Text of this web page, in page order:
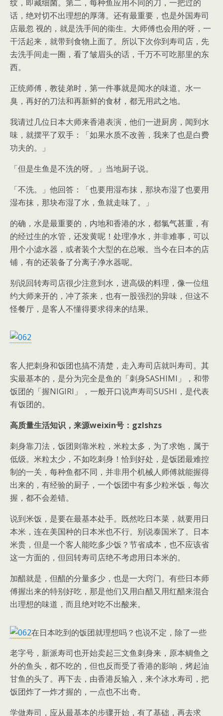
纹，即藏细菌。第二，每种鱼应用不同的刀，一把过的
话，绝对切不出理想的厚薄。还有最重要，也是外国寿司
店最忽 视的，就是洗手间的衞生。大师傅也会用的呀，一
干活起来，就带到食物上面了。所以下次你到寿司店，先
去洗手间走一圈，看了皱眉头的话，千万不可吃那里的东
西。
正统师傅，教徒弟时，第一件事就是闻水的味道。水一
臭，再好的刀法和再新鲜的食材，都无用武之地。
我请过几位日本大师来香港表演，他们一进厨房，闻到水
味，就摆平了双手：「如果水质不改善，我来了也是白费
功夫的。」
「但是生鱼是不洗的呀。」当地厨子说。
「不洗。」他回答：「也要用湿布抹，那块布湿了也要用
湿布抹，那块布湿了水，鱼就走味了。」
的确，水是最重要的，内地和香港的水，都氯气甚重，有
的经过生的水管，还发黄呢！处理净水，并非难事，可以
用个小滤水器，或者装个大型的在总喉。当今在日本的店
铺，有的还装备了分离子净水器呢。
别说回转寿司店很少注意到水，进高级的料理，像一位纽
约大师来开的，冲了茶来，也有一股强烈的异味，但这不
怪餐厅，是客人不懂得要求得来的结果。
客人把刺身和饭团也搞不清楚，走入寿司店就叫寿司。其
实最基本的，是分为完全是鱼的「刺身SASHIMI」，和带
饭团的「握NIGIRI」，一般开口说声寿司SUSHI，是代表
有饭团的。
高质量生活知识，来源weixin号：gzlshzs
刺身靠刀法，饭团则靠米粒，米粒太多，为了求饱，属于
低级。米粒太少，不如吃刺身！恰到好处，是饭团最难控
制的一关，每种鱼都不同，并非用个机械人师傅就能握得
出来的，有经验的厨子，一个饭团中有多少粒米饭，每次
握，都不会差错。
说到米饭，是要在最基本处手。既然吃日本菜，就要用日
本米，连在美国种的日本米也不行。别说泰国米了。日本
米贵，但是一个客人能吃多少饭？节省成本，也不应该省
这一方面的，但回转寿司店绝不考虑用日本米的。
加醋就是，但醋的分量多少，也是一大窍门。有些日本师
傅握出来的特别好吃，那是他们又用白醋又用红醋来混合
出理想的味道，而且绝对吃不出酸来。
在日本吃到的饭团就理想吗？也说不定，除了一些
老字号，新派寿司也开始卖起三文鱼刺身来，原本鲷鱼之
外的鱼头，都不吃的，但也反而受了香港的影响，烤起油
甘鱼的头了。再下去，由香港反输入，来个冰水寿司，把
饭团炸了一炸才握的，一点也不出奇。
学做寿司，应从最基本的步骤开始，有了基础，再去求